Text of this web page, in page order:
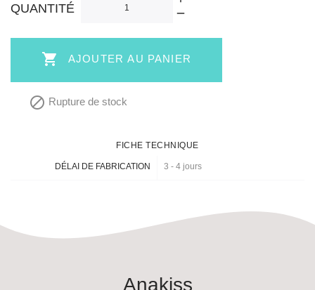
QUANTITÉ
 AJOUTER AU PANIER
 Rupture de stock
FICHE TECHNIQUE
DÉLAI DE FABRICATION 3 - 4 jours
Anakiss